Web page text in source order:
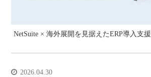
NetSuite × 海外展開を見据えたERP導入支援
2026.04.30